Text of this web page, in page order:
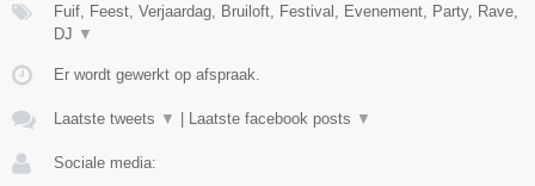
Fuif, Feest, Verjaardag, Bruiloft, Festival, Evenement, Party, Rave,
DJ ▼
Er wordt gewerkt op afspraak.
Laatste tweets ▼ | Laatste facebook posts ▼
Sociale media: